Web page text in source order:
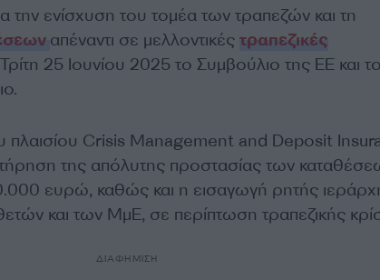
την ενίσχυση του τομέα των τραπεζών και τη
απέναντι σε μελλοντικές τραπεζικές
25 Ιουνίου 2025 το Συμβούλιο της ΕΕ και το
πλαισίου Crisis Management and Deposit
της απόλυτης προστασίας των
ευρώ, καθώς και η εισαγωγή ρητής
και των ΜμΕ, σε περίπτωση τραπεζικής
ΔΙΑΦΗΜΙΣΗ